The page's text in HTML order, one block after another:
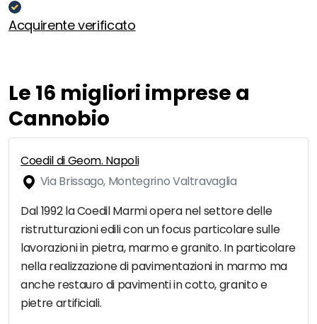
Acquirente verificato
Le 16 migliori imprese a
Cannobio
Coedil di Geom. Napoli
Via Brissago, Montegrino Valtravaglia
Dal 1992 la Coedil Marmi opera nel settore delle
ristrutturazioni edili con un focus particolare sulle
lavorazioni in pietra, marmo e granito. In particolare
nella realizzazione di pavimentazioni in marmo ma
anche restauro di pavimenti in cotto, granito e
pietre artificiali.